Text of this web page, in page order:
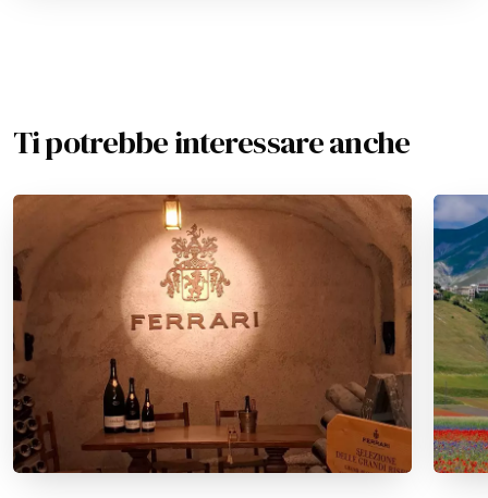
Ti potrebbe interessare anche